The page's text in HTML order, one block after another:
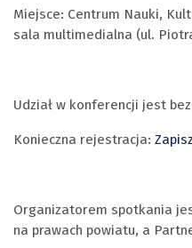
Miejsce: Centrum Nauki,
sala multimedialna (ul.
Udział w konferencji jest
Konieczna rejestracja:
Organizatorem spotkania
na prawach powiatu, a